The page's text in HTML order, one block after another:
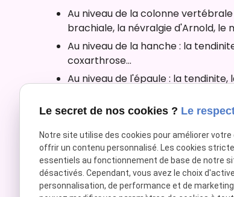
Au niveau de la colonne
brachiale, la névralgie d'Arnold, le
Au niveau de la hanche : la
coxarthrose...
Au niveau de l'épaule : la
Au niveau du coude : le tennis
Au niveau du genou : la tendinite
syndrome rotulien, la fasciite
Au niveau de la cheville : l'entorse
Le secret de nos cookies ? Le
Notre site utilise des cookies pour améliorer
offrir un contenu personnalisé. Les cookies
essentiels au fonctionnement de base de notre
désactivés. Cependant, vous avez le choix
personnalisation, de performance et de